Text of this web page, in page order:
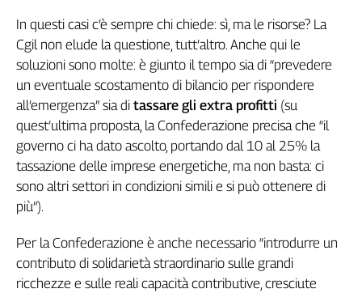
D'Aosta
Veneto
Archivio
Storico
1955-
2014
Contatti
In questi casi c’è sempre chi chiede: sì, ma le risorse? La
Cgil non elude la questione, tutt’altro. Anche qui le
soluzioni sono molte: è giunto il tempo sia di “prevedere
un eventuale scostamento di bilancio per rispondere
all’emergenza” sia di tassare gli extra profitti (su
quest’ultima proposta, la Confederazione precisa che “il
governo ci ha dato ascolto, portando dal 10 al 25% la
tassazione delle imprese energetiche, ma non basta: ci
sono altri settori in condizioni simili e si può ottenere di
più”).
Per la Confederazione è anche necessario “introdurre un
contributo di solidarietà straordinario sulle grandi
ricchezze e sulle reali capacità contributive, cresciute